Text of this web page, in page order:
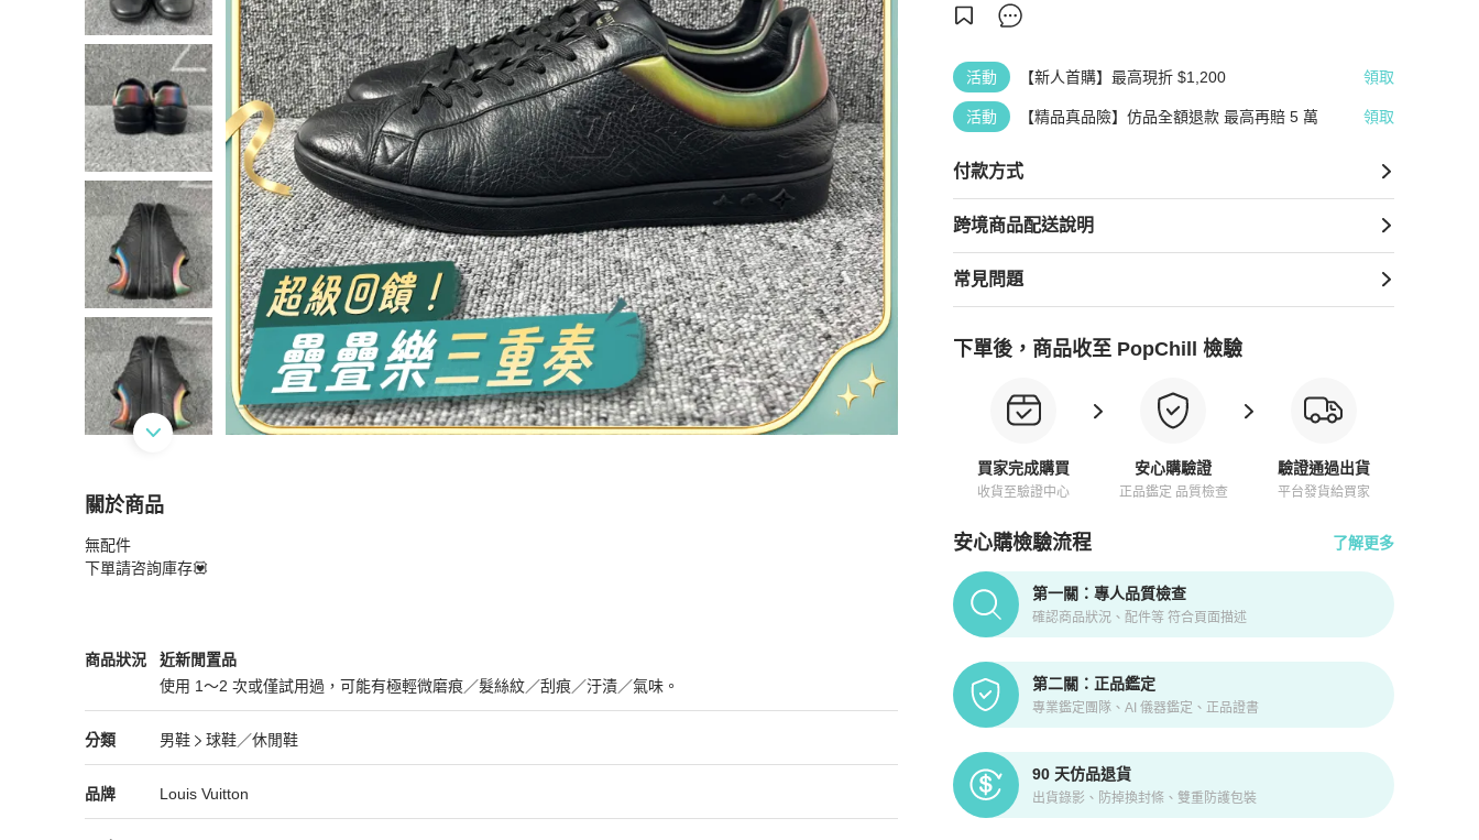
活動 【新人首購】最高現折 $1,200 領取
活動 【精品真品險】仿品全額退款 最高再賠 5 萬 領取
付款方式
跨境商品配送說明
常見問題
下單後，商品收至 PopChill 檢驗
買家完成購買
收貨至驗證中心
安心購驗證
正品鑑定 品質檢查
驗證通過出貨
平台發貨給買家
安心購檢驗流程 了解更多
PopChill拍拍圈正品驗證、安心購檢驗流程介紹
第一關：專人品質檢查
確認商品狀況、配件等 符合頁面描述
第二關：正品鑑定
專業鑑定團隊、AI 儀器鑑定、正品證書
90 天仿品退貨
出貨錄影、防掉換封條、雙重防護包裝
關於商品
關於LouisVuitton路易威登 黑色老花壓花板鞋@42碼 🧡
無配件
下單請咨詢庫存💟
商品狀況
Louis Vuitton男鞋商品狀態與細節
近新閒置品
使用 1～2 次或僅試用過，可能有極輕微磨痕／髮絲紋／刮痕／汙漬／氣味。
近新閒置品
分類
Louis Vuitton男鞋 分類資訊
男鞋
球鞋／休閒鞋
男鞋/球鞋／休閒鞋推薦
品牌
Louis Vuitton精品男鞋品牌介紹
Louis Vuitton
Louis Vuitton推薦清單